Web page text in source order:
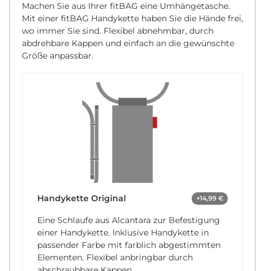
Machen Sie aus Ihrer fitBAG eine Umhängetasche.
Mit einer fitBAG Handykette haben Sie die Hände frei,
wo immer Sie sind. Flexibel abnehmbar, durch
abdrehbare Kappen und einfach an die gewünschte
Größe anpassbar.
Handykette Original +14,99 €
Eine Schlaufe aus Alcantara zur Befestigung
einer Handykette. Inklusive Handykette in
passender Farbe mit farblich abgestimmten
Elementen. Flexibel anbringbar durch